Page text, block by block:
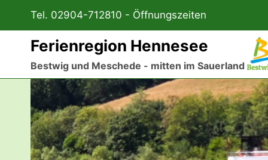
springen
Tel. 02904-712810 - Öffnungszeiten
Ferienregion Hennesee
Bestwig und Meschede - mitten im Sauerland